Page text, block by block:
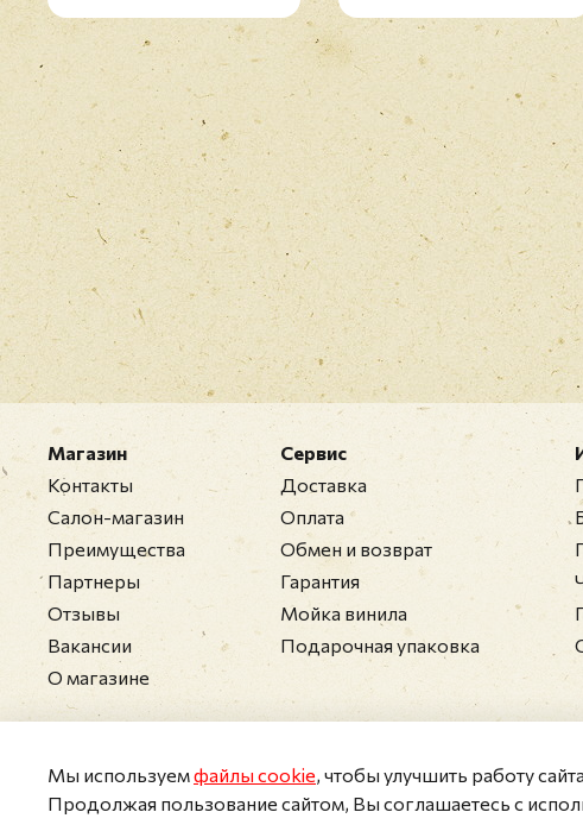
Магазин
Контакты
Салон-магазин
Преимущества
Партнеры
Отзывы
Вакансии
О магазине
Сервис
Доставка
Оплата
Обмен и возврат
Гарантия
Мойка винила
Подарочная упаковка
2011-2026 © Collectomania.ru Персональные данные
Мы используемфайлы cookie, чтобы улучшить работу
Продолжая пользование сайтом, Вы соглашаетесь с